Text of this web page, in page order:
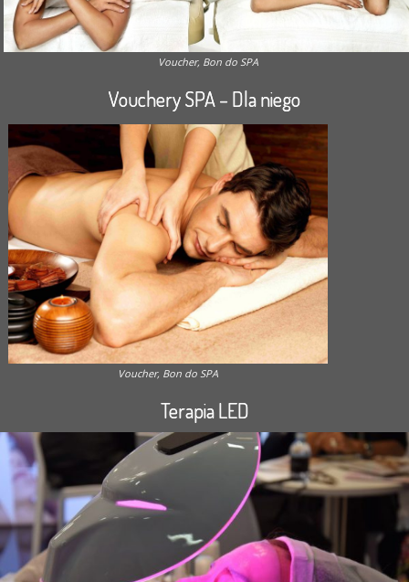
Voucher, Bon do SPA
Vouchery SPA – Dla niego
Voucher, Bon do SPA
Terapia LED